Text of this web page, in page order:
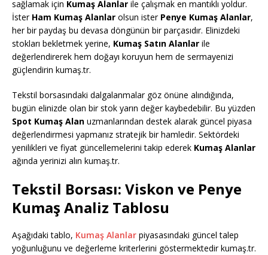
sağlamak için Kumaş Alanlar ile çalışmak en mantıklı yoldur.
İster Ham Kumaş Alanlar olsun ister Penye Kumaş Alanlar,
her bir paydaş bu devasa döngünün bir parçasıdır. Elinizdeki
stokları bekletmek yerine, Kumaş Satın Alanlar ile
değerlendirerek hem doğayı koruyun hem de sermayenizi
güçlendirin kumaş.tr.
Tekstil borsasındaki dalgalanmalar göz önüne alındığında,
bugün elinizde olan bir stok yarın değer kaybedebilir. Bu yüzden
Spot Kumaş Alan uzmanlarından destek alarak güncel piyasa
değerlendirmesi yapmanız stratejik bir hamledir. Sektördeki
yenilikleri ve fiyat güncellemelerini takip ederek Kumaş Alanlar
ağında yerinizi alın kumaş.tr.
Tekstil Borsası: Viskon ve Penye
Kumaş Analiz Tablosu
Aşağıdaki tablo, Kumaş Alanlar piyasasındaki güncel talep
yoğunluğunu ve değerleme kriterlerini göstermektedir kumaş.tr.